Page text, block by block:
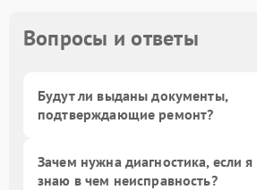
Вопросы и ответы
Будут ли выданы документы,
подтверждающие ремонт?
Зачем нужна диагностика, если я
знаю в чем неисправность?